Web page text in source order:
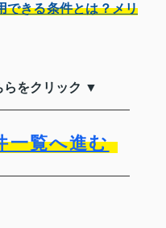
できる条件とは？メリ
らをクリック ▼
一覧へ進む